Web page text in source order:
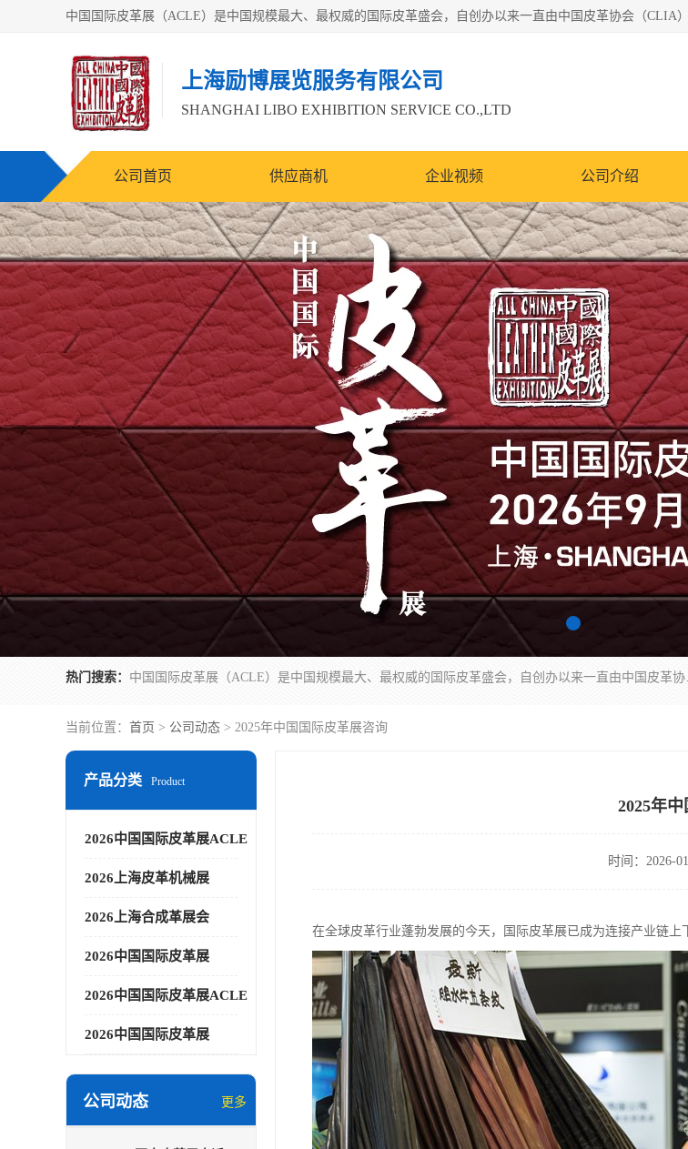
上海励博展览服务有限公司
SHANGHAI LIBO EXHIBITION SERVICE CO.,LTD
公司首页 供应商机 企业视频 公司介绍
热门搜索： 中国国际皮革展（
当前位置： 首页 > 公司动态 > 2025年中国国际皮革展咨询
产品分类 Product
2026中国国际皮革展ACLE
2026上海皮革机械展
2026上海合成革展会
2026中国国际皮革展
2026中国国际皮革展ACLE
2026中国国际皮革展
公司动态 更多
2025年
时间：2026-
在全球皮革行业蓬勃发展的今天，国际皮革展已成为连接产业链上